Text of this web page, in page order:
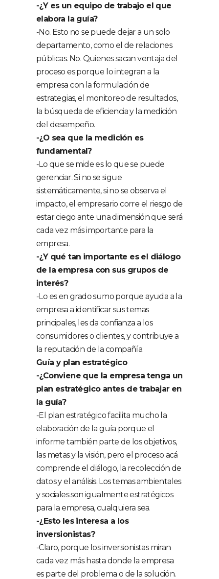
-¿Y es un equipo de trabajo el que
elabora la guía?
-No. Esto no se puede dejar a un solo
departamento, como el de relaciones
públicas. No. Quienes sacan ventaja del
proceso es porque lo integran a la
empresa con la formulación de
estrategias, el monitoreo de resultados,
la búsqueda de eficiencia y la medición
del desempeño.
-¿O sea que la medición es
fundamental?
-Lo que se mide es lo que se puede
gerenciar. Si no se sigue
sistemáticamente, si no se observa el
impacto, el empresario corre el riesgo de
estar ciego ante una dimensión que será
cada vez más importante para la
empresa.
-¿Y qué tan importante es el diálogo
de la empresa con sus grupos de
interés?
-Lo es en grado sumo porque ayuda a la
empresa a identificar sus temas
principales, les da confianza a los
consumidores o clientes, y contribuye a
la reputación de la compañía.
Guía y plan estratégico
-¿Conviene que la empresa tenga un
plan estratégico antes de trabajar en
la guía?
-El plan estratégico facilita mucho la
elaboración de la guía porque el
informe también parte de los objetivos,
las metas y la visión, pero el proceso acá
comprende el diálogo, la recolección de
datos y el análisis. Los temas ambientales
y sociales son igualmente estratégicos
para la empresa, cualquiera sea.
-¿Esto les interesa a los
inversionistas?
-Claro, porque los inversionistas miran
cada vez más hasta donde la empresa
es parte del problema o de la solución.